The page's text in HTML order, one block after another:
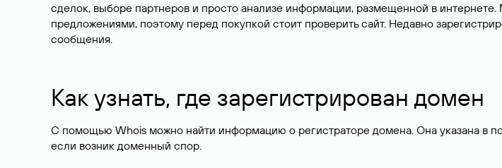
сделок, выборе партнеров и просто анализе информации, размещенной в
предложениями, поэтому перед покупкой стоит проверить сайт. Недавно
сообщения.
Как узнать, где зарегистрирован домен
С помощью Whois можно найти информацию о регистраторе домена. Она указана в
если возник доменный спор.